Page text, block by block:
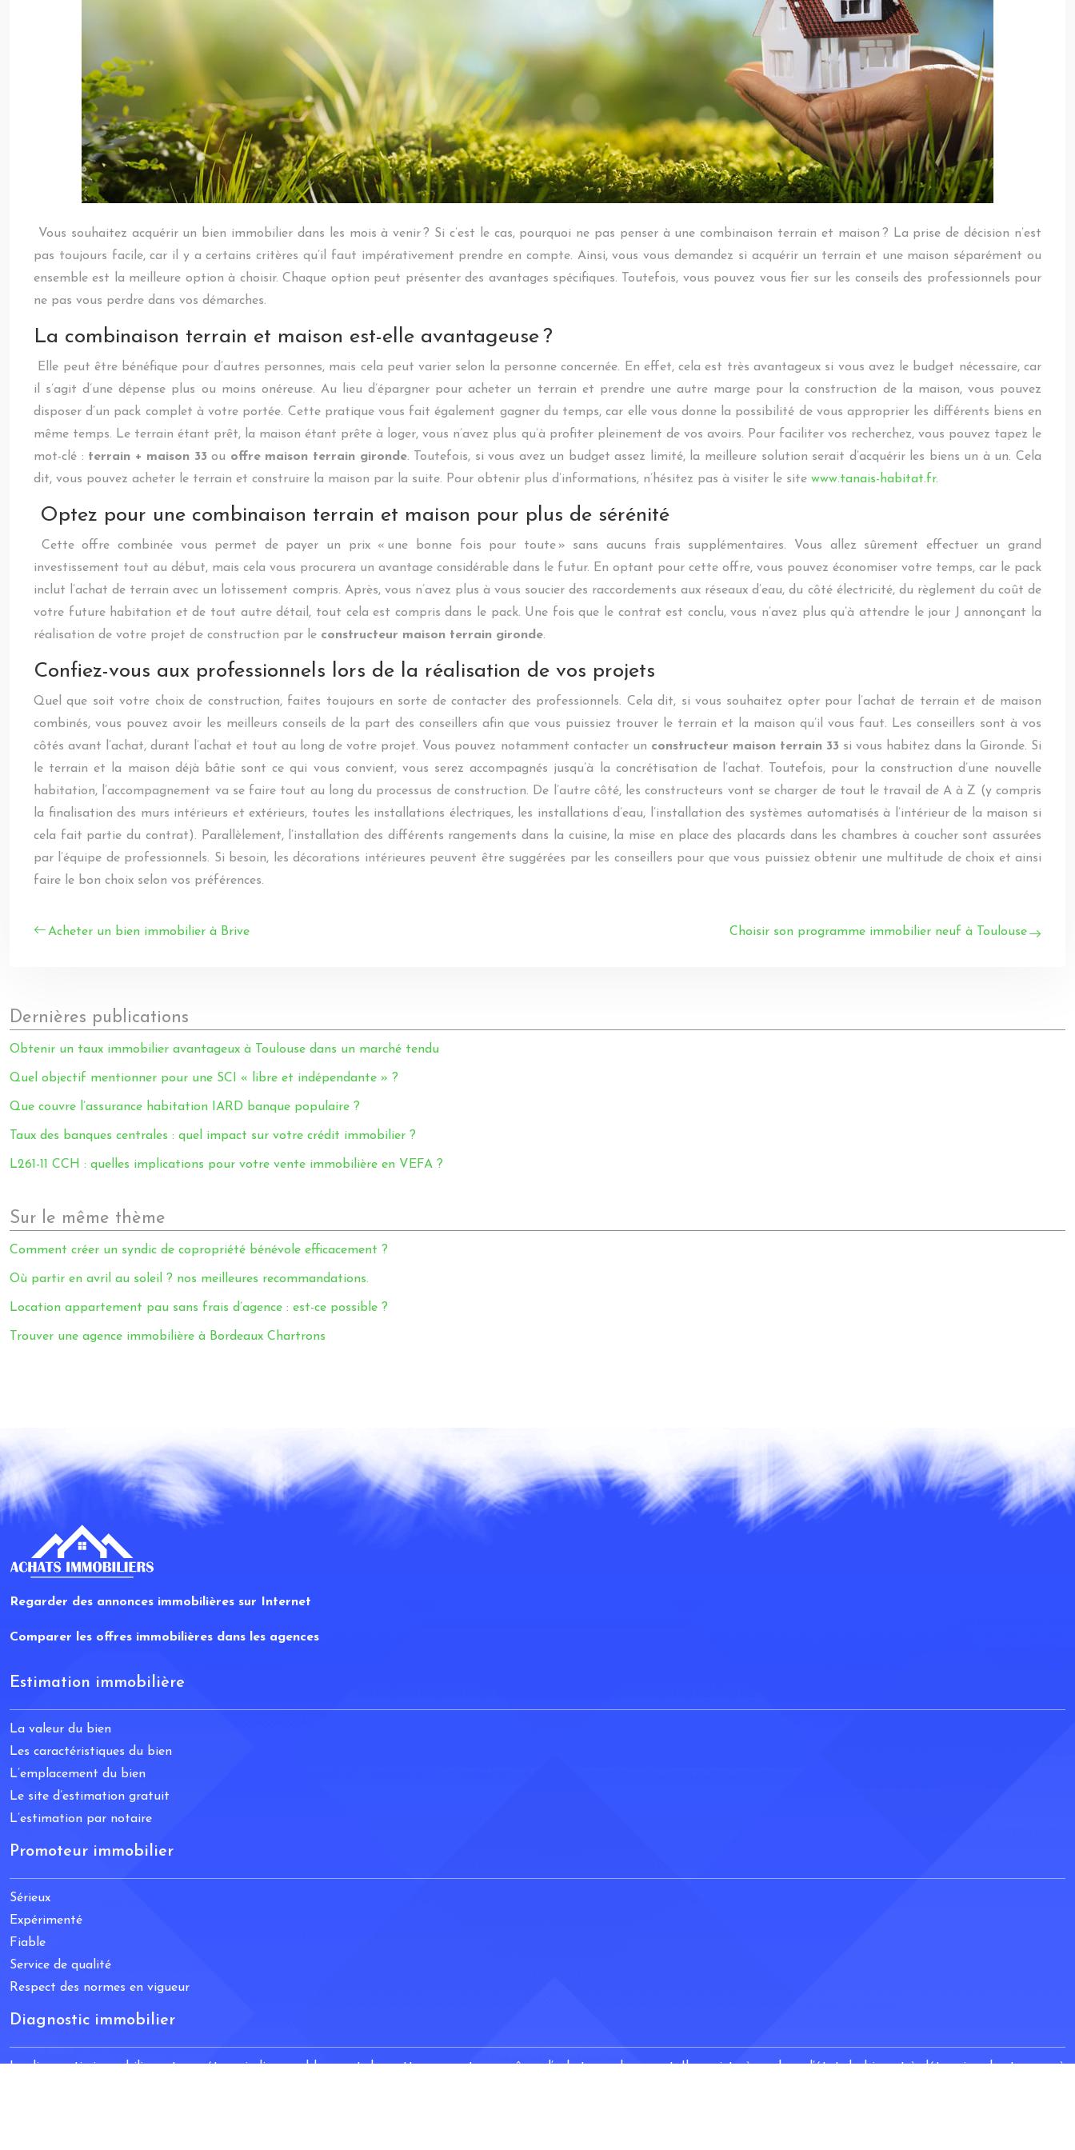
Vous souhaitez acquérir un bien immobilier dans les mois à venir ? Si c’est le cas, pourquoi ne pas penser à une combinaison terrain et maison ? La prise de décision n’est
pas toujours facile, car il y a certains critères qu’il faut impérativement prendre en compte. Ainsi, vous vous demandez si acquérir un terrain et une maison séparément ou
ensemble est la meilleure option à choisir. Chaque option peut présenter des avantages spécifiques. Toutefois, vous pouvez vous fier sur les conseils des professionnels pour
ne pas vous perdre dans vos démarches.
La combinaison terrain et maison est-elle avantageuse ?
Elle peut être bénéfique pour d’autres personnes, mais cela peut varier selon la personne concernée. En effet, cela est très avantageux si vous avez le budget nécessaire, car
il s’agit d’une dépense plus ou moins onéreuse. Au lieu d’épargner pour acheter un terrain et prendre une autre marge pour la construction de la maison, vous pouvez
disposer d’un pack complet à votre portée. Cette pratique vous fait également gagner du temps, car elle vous donne la possibilité de vous approprier les différents biens en
même temps. Le terrain étant prêt, la maison étant prête à loger, vous n’avez plus qu’à profiter pleinement de vos avoirs. Pour faciliter vos recherchez, vous pouvez tapez le
mot-clé : terrain + maison 33ou offre maison terrain gironde. Toutefois, si vous avez un budget assez limité, la meilleure solution serait d’acquérir les biens un à un. Cela
dit, vous pouvez acheter le terrain et construire la maison par la suite. Pour obtenir plus d’informations, n’hésitez pas à visiter le site www.tanais-habitat.fr.
Optez pour une combinaison terrain et maison pour plus de sérénité
Cette offre combinée vous permet de payer un prix « une bonne fois pour toute » sans aucuns frais supplémentaires. Vous allez sûrement effectuer un grand
investissement tout au début, mais cela vous procurera un avantage considérable dans le futur. En optant pour cette offre, vous pouvez économiser votre temps, car le pack
inclut l’achat de terrain avec un lotissement compris. Après, vous n’avez plus à vous soucier des raccordements aux réseaux d’eau, du côté électricité, du règlement du coût de
votre future habitation et de tout autre détail, tout cela est compris dans le pack. Une fois que le contrat est conclu, vous n’avez plus qu’à attendre le jour J annonçant la
réalisation de votre projet de construction par le constructeur maison terrain gironde.
Confiez-vous aux professionnels lors de la réalisation de vos projets
Quel que soit votre choix de construction, faites toujours en sorte de contacter des professionnels. Cela dit, si vous souhaitez opter pour l’achat de terrain et de maison
combinés, vous pouvez avoir les meilleurs conseils de la part des conseillers afin que vous puissiez trouver le terrain et la maison qu’il vous faut. Les conseillers sont à vos
côtés avant l’achat, durant l’achat et tout au long de votre projet. Vous pouvez notamment contacter un constructeur maison terrain 33si vous habitez dans la Gironde. Si
le terrain et la maison déjà bâtie sont ce qui vous convient, vous serez accompagnés jusqu’à la concrétisation de l’achat. Toutefois, pour la construction d’une nouvelle
habitation, l’accompagnement va se faire tout au long du processus de construction. De l’autre côté, les constructeurs vont se charger de tout le travail de A à Z (y compris
la finalisation des murs intérieurs et extérieurs, toutes les installations électriques, les installations d’eau, l’installation des systèmes automatisés à l’intérieur de la maison si
cela fait partie du contrat). Parallèlement, l’installation des différents rangements dans la cuisine, la mise en place des placards dans les chambres à coucher sont assurées
par l’équipe de professionnels. Si besoin, les décorations intérieures peuvent être suggérées par les conseillers pour que vous puissiez obtenir une multitude de choix et ainsi
faire le bon choix selon vos préférences.
Acheter un bien immobilier à Brive Choisir son programme immobilier neuf à Toulouse
Dernières publications
Obtenir un taux immobilier avantageux à Toulouse dans un marché tendu
Quel objectif mentionner pour une SCI « libre et indépendante » ?
Que couvre l’assurance habitation IARD banque populaire ?
Taux des banques centrales : quel impact sur votre crédit immobilier ?
L261-11 CCH : quelles implications pour votre vente immobilière en VEFA ?
Sur le même thème
Comment créer un syndic de copropriété bénévole efficacement ?
Où partir en avril au soleil ? nos meilleures recommandations.
Location appartement pau sans frais d’agence : est-ce possible ?
Trouver une agence immobilière à Bordeaux Chartrons
Regarder des annonces immobilières sur Internet
Comparer les offres immobilières dans les agences
Estimation immobilière
La valeur du bien
Les caractéristiques du bien
L’emplacement du bien
Le site d’estimation gratuit
L’estimation par notaire
Promoteur immobilier
Sérieux
Expérimenté
Fiable
Service de qualité
Respect des normes en vigueur
Diagnostic immobilier
Le diagnostic immobilier est une étape indispensable avant de mettre en vente ou même d’acheter un logement. Il consiste à analyser l’état du bien et à déterminer les travaux à